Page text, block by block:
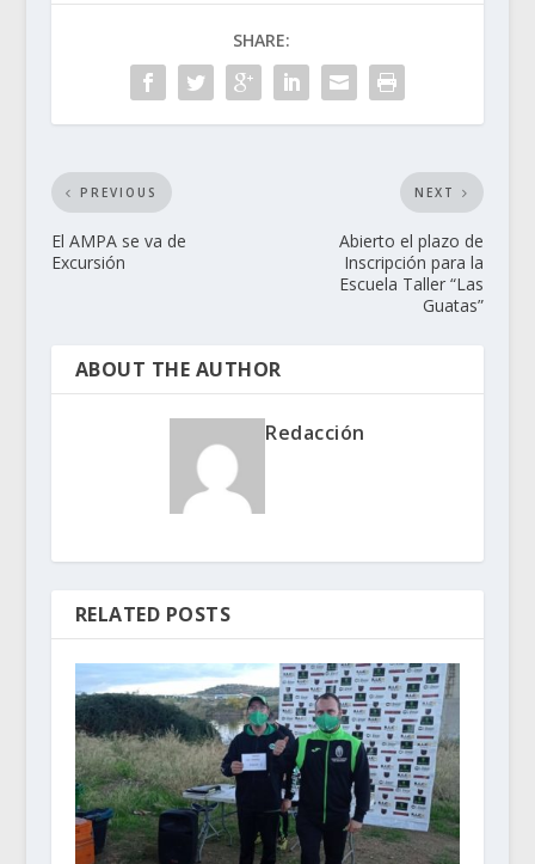
SHARE:
PREVIOUS
El AMPA se va de
Excursión
NEXT
Abierto el plazo de
Inscripción para la
Escuela Taller “Las
Guatas”
ABOUT THE AUTHOR
Redacción
RELATED POSTS